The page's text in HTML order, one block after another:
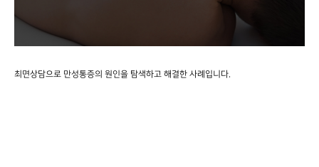
최면상담으로 만성통증의 원인을 탐색하고 해결한 사례입니다.